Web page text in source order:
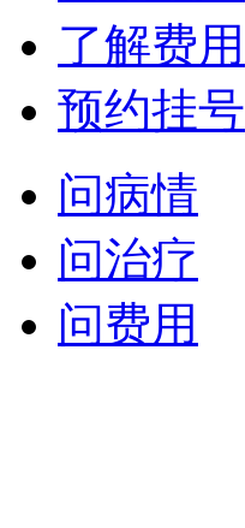
了解费用
预约挂号
问病情
问治疗
问费用